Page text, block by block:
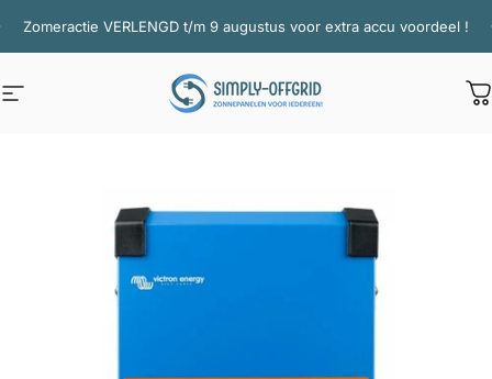
Zomeractie VERLENGD t/m 9 augustus voor extra accu voordeel !
Site navigatie Simply Offgrid